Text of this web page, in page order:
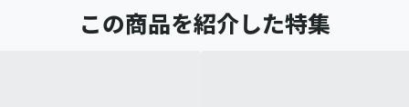
この商品を紹介した特集